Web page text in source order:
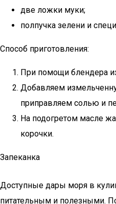
две ложки муки;
полпучка зелени и
Способ приготовления:
При помощи блендера
Добавляем
приправляем солью и
На подогретом масле
корочки.
Запеканка
Доступные дары моря в
питательным и полезными.